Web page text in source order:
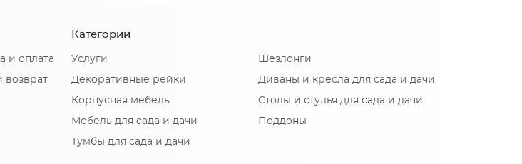
и оплата
возврат
Категории
Услуги
Декоративные рейки
Корпусная мебель
Мебель для сада и дачи
Тумбы для сада и дачи
Шезлонги
Диваны и кресла для сада и дачи
Столы и стулья для сада и дачи
Поддоны